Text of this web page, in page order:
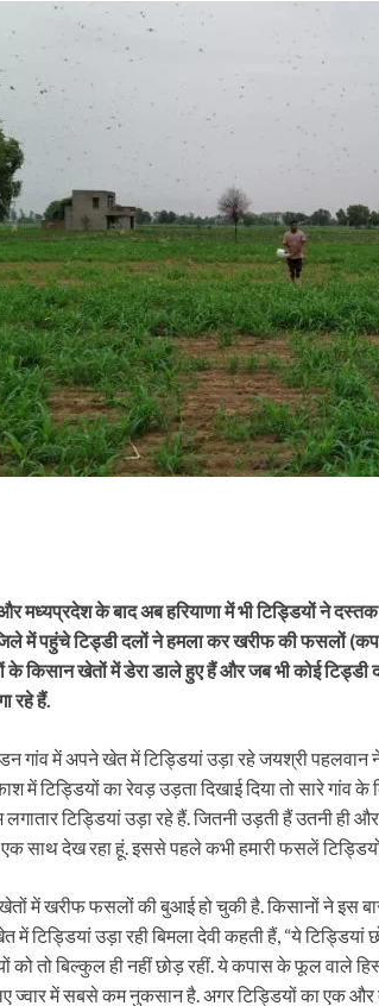
मध्यप्रदेश के बाद अब हरियाणा में भी टिड्डियों ने दस्तक
में पहुंचे टिड्डी दलों ने हमला कर खरीफ की फसलों
के किसान खेतों में डेरा डाले हुए हैं और जब भी कोई
रहे हैं.
में अपने खेत में टिड्डियां उड़ा रहे जयश्री पहलवान ने
टिड्डियों का रेवड़ उड़ता दिखाई दिया तो सारे गांव
टिड्डियां उड़ा रहे हैं. जितनी उड़ती हैं उतनी ही
एक साथ देख रहा हूं. इससे पहले कभी हमारी फसलें टिड्डियों
में खरीफ फसलों की बुआई हो चुकी है. किसानों ने इस
टिड्डियां उड़ा रही बिमला देवी कहती हैं, “ये टिड्डियां
को तो बिल्कुल ही नहीं छोड़ रहीं. ये कपास के फूल वाले
ज्वार में सबसे कम नुकसान है. अगर टिड्डियों का एक